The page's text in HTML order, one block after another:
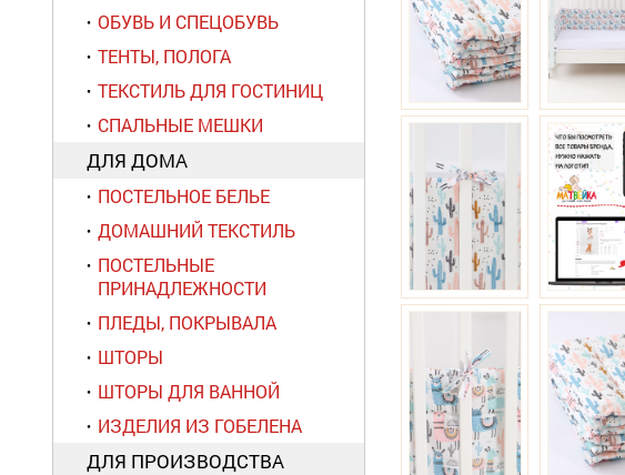
ОБУВЬ И СПЕЦОБУВЬ
ТЕНТЫ, ПОЛОГА
ТЕКСТИЛЬ ДЛЯ ГОСТИНИЦ
СПАЛЬНЫЕ МЕШКИ
ДЛЯ ДОМА
ПОСТЕЛЬНОЕ БЕЛЬЕ
ДОМАШНИЙ ТЕКСТИЛЬ
ПОСТЕЛЬНЫЕ
ПРИНАДЛЕЖНОСТИ
ПЛЕДЫ, ПОКРЫВАЛА
ШТОРЫ
ШТОРЫ ДЛЯ ВАННОЙ
ИЗДЕЛИЯ ИЗ ГОБЕЛЕНА
ДЛЯ ПРОИЗВОДСТВА